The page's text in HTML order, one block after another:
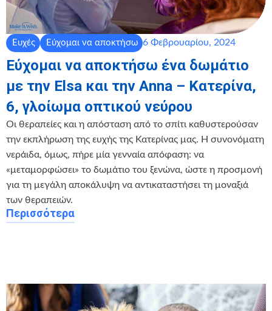
Ευχές Εύχομαι να αποκτήσω 6 Φεβρουαρίου, 2024
Εύχομαι να αποκτήσω ένα δωμάτιο
με την Elsa και την Anna – Κατερίνα,
6, γλοίωμα οπτικού νεύρου
Οι θεραπείες και η απόσταση από το σπίτι καθυστερούσαν
την εκπλήρωση της ευχής της Κατερίνας μας. Η συνονόματη
νεράιδα, όμως, πήρε μία γενναία απόφαση: να
«μεταμορφώσει» το δωμάτιο του ξενώνα, ώστε η προσμονή
για τη μεγάλη αποκάλυψη να αντικαταστήσει τη μοναξιά
των θεραπειών.
Περισσότερα